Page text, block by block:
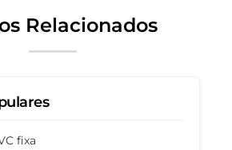
Relacionados
fixa